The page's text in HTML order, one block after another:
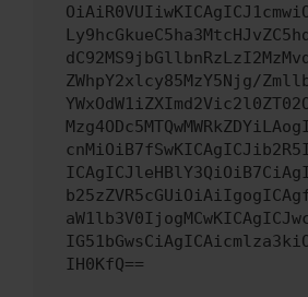
ZWhpY2xlcy85MzY5Njg/
IH0KfQ==